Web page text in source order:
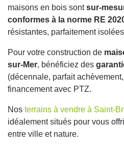
maisons en bois sontsur-
conformes à la norme RE
résistantes, parfaitement
Pour votre construction de
sur-Mer, bénéficiez des
(décennale, parfait
financement avec PTZ.
Nos terrains à vendre à Saint-
idéalement situés pour vous
entre ville et nature.